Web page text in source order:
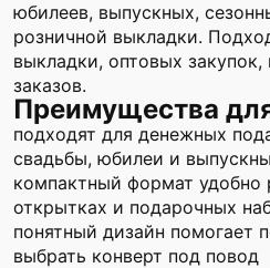
юбилеев, выпускных,
розничной выкладки.
выкладки, оптовых
заказов.
Преимущества
подходят для денежных
свадьбы, юбилеи и
компактный формат удобно
открытках и подарочных
понятный дизайн помогает
выбрать конверт под повод